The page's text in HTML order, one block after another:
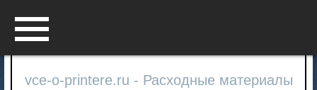
vce-o-printere.ru - Расходные материалы